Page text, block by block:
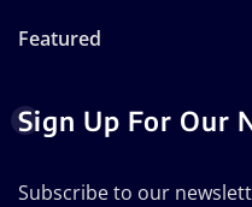
Featured
Sign Up For Our
Subscribe to our